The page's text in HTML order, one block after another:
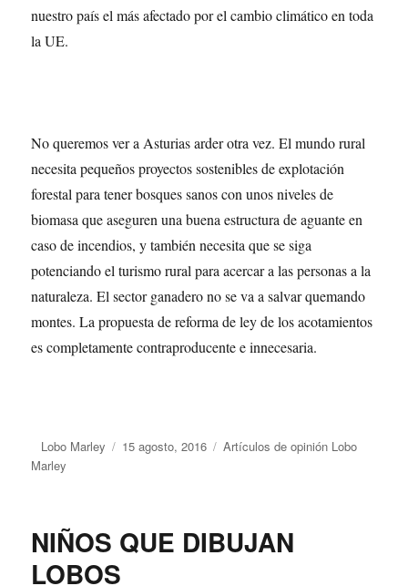
nuestro país el más afectado por el cambio climático en toda
la UE.
No queremos ver a Asturias arder otra vez. El mundo rural
necesita pequeños proyectos sostenibles de explotación
forestal para tener bosques sanos con unos niveles de
biomasa que aseguren una buena estructura de aguante en
caso de incendios, y también necesita que se siga
potenciando el turismo rural para acercar a las personas a la
naturaleza. El sector ganadero no se va a salvar quemando
montes. La propuesta de reforma de ley de los acotamientos
es completamente contraproducente e innecesaria.
Autor
Lobo Marley
Publicado
15 agosto, 2016 Categorías
Artículos de opinión Lobo
Marley
NIÑOS QUE DIBUJAN
LOBOS